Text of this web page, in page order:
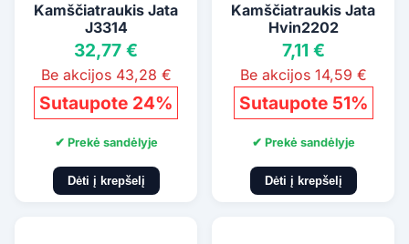
Kamščiatraukis Jata
J3314
32,77 €
Be akcijos 43,28 €
Sutaupote 24%
✔ Prekė sandėlyje
Dėti į krepšelį
Kamščiatraukis Jata
Hvin2202
7,11 €
Be akcijos 14,59 €
Sutaupote 51%
✔ Prekė sandėlyje
Dėti į krepšelį